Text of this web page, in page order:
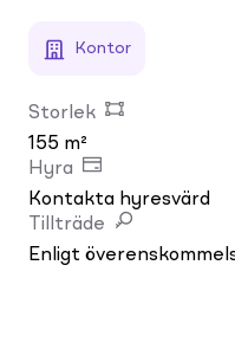
Kontor
Storlek
155 m²
Hyra
Kontakta hyresvärd
Tillträde
Enligt